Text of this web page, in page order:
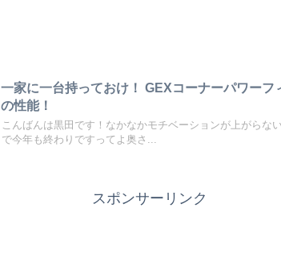
一家に一台持っておけ！ GEXコーナーパワー
の性能！
こんばんは黒田です！なかなかモチベーションが上がらな
で今年も終わりですってよ奥さ...
スポンサーリンク